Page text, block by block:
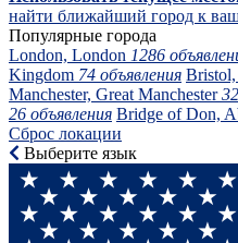
найти ближайший город к
Популярные города
London, London 1286
Kingdom 74 объявления
Manchester, Great Manchester
26 объявления Bridge of Don,
Сброс локации
Выберите язык